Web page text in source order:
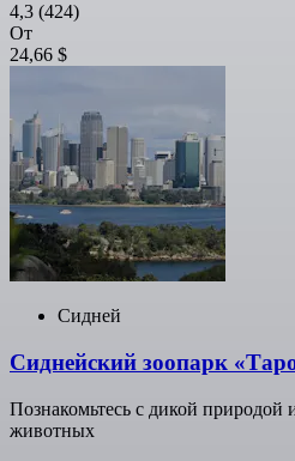
4,3 (424)
От
24,66 $
Сидней
Сиднейский зоопарк
Познакомьтесь с дикой природой
животных